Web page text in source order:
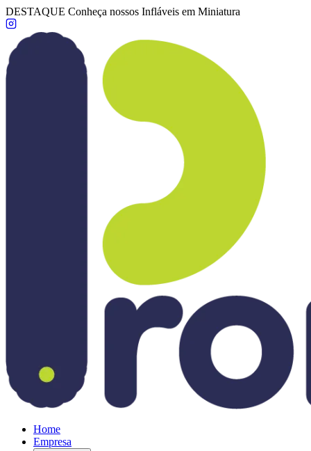
DESTAQUE Conheça nossos Infláveis em Miniatura
Home
Empresa